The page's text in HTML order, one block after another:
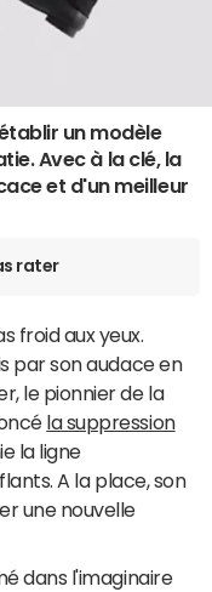
un modèle
Avec à la clé, la
et d'un meilleur
rater
froid aux yeux.
par son audace en
le pionnier de la
la suppression
la ligne
A la place, son
une nouvelle
dans l'imaginaire